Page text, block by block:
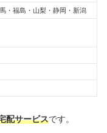
・福島・山梨・静岡・新潟
配サービスです。